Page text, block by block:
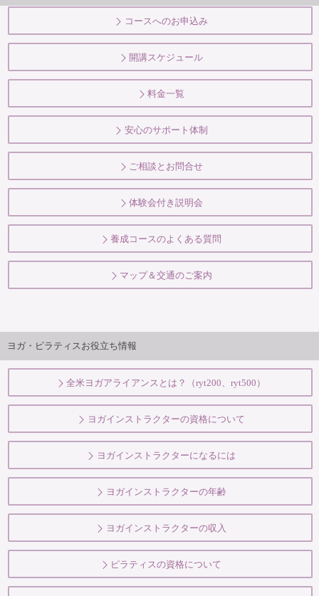
コースへのお申込み
開講スケジュール
料金一覧
安心のサポート体制
ご相談とお問合せ
体験会付き説明会
養成コースのよくある質問
マップ＆交通のご案内
ヨガ・ピラティスお役立ち情報
全米ヨガアライアンスとは？（ryt200、ryt500）
ヨガインストラクターの資格について
ヨガインストラクターになるには
ヨガインストラクターの年齢
ヨガインストラクターの収入
ピラティスの資格について